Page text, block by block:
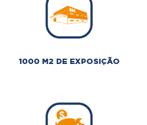
1000 M2 DE EXPOSIÇÃO